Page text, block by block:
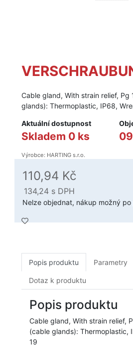
Cable gland, With strain relief, Pg
glands): Thermoplastic, IP68,
Aktuální dostupnost
Skladem 0 ks
Výrobce: HARTING s.r.o.
110,94 Kč
134,24 s DPH
Nelze objednat, nákup možný po
Popis produktu Parametry
Dotaz k produktu
Popis produktu
Cable gland, With strain relief,
(cable glands): Thermoplastic,
19